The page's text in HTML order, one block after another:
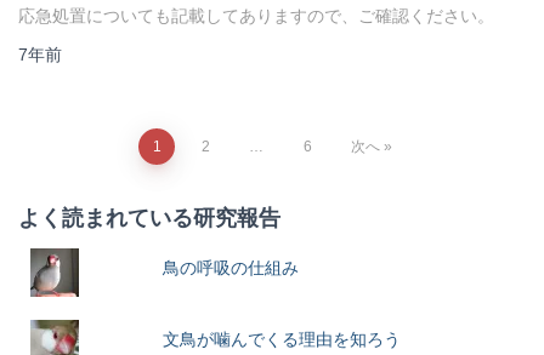
応急処置についても記載してありますので、ご確認ください。
7年前
1 2 6 次へ
よく読まれている研究報告
鳥の呼吸の仕組み
文鳥が噛んでくる理由を知ろう